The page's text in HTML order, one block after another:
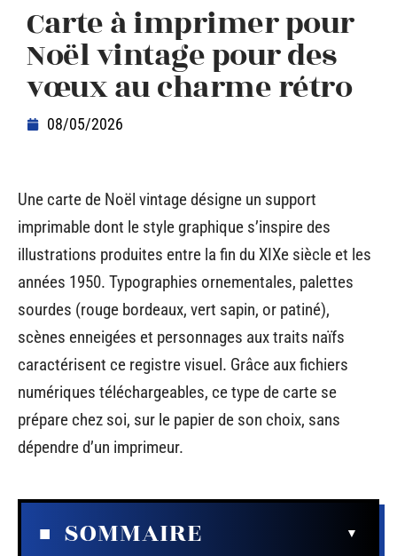
Carte à imprimer pour
Noël vintage pour des
vœux au charme rétro
08/05/2026
Une carte de Noël vintage désigne un support
imprimable dont le style graphique s’inspire des
illustrations produites entre la fin du XIXe siècle et les
années 1950. Typographies ornementales, palettes
sourdes (rouge bordeaux, vert sapin, or patiné),
scènes enneigées et personnages aux traits naïfs
caractérisent ce registre visuel. Grâce aux fichiers
numériques téléchargeables, ce type de carte se
prépare chez soi, sur le papier de son choix, sans
dépendre d’un imprimeur.
SOMMAIRE